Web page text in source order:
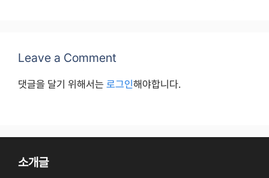
Leave a Comment
댓글을 달기 위해서는 로그인해야합니다.
소개글